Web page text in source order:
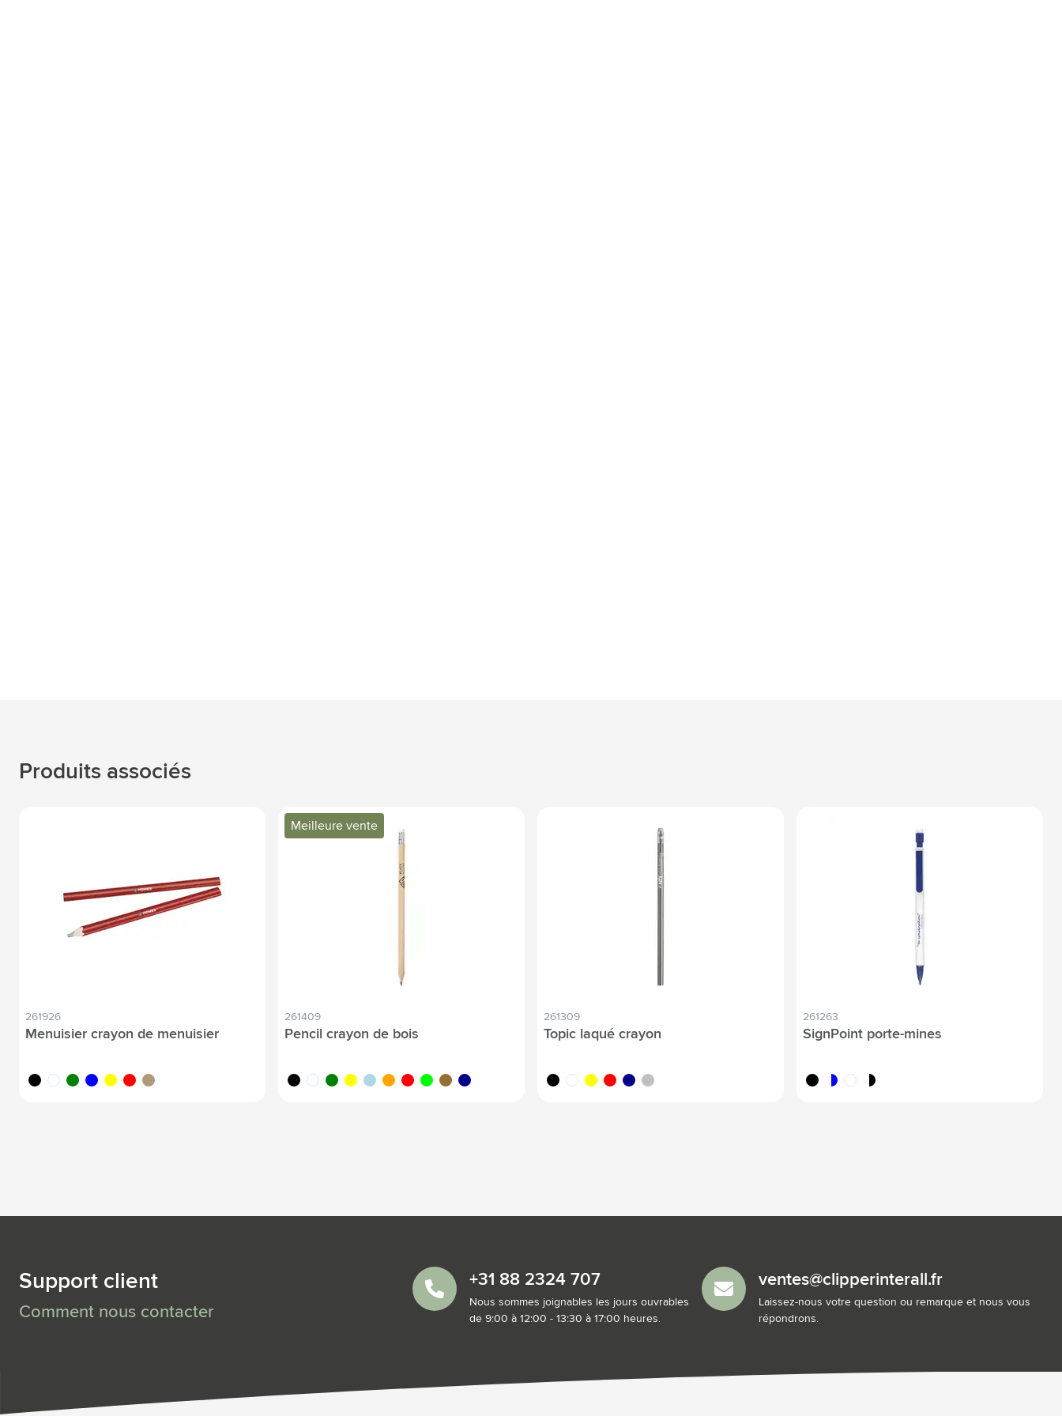
Produits associés
261926
Menuisier crayon de menuisier
noir blancvert bleu jaunerougebrun bois
Meilleure vente
261409
Pencil crayon de bois
noir blancvert jaunebleu clair
orangerougelime brun boisbleu foncé
261309
Topic laqué crayon
noir blancjaunerougebleu foncé
argenté
261263
SignPoint porte-mines
noir bleu/blanc
blanc noir/blanc
Support client
Comment nous contacter
+31 88 2324 707
Nous sommes joignables les jours ouvrables
de 9:00 à 12:00 - 13:30 à 17:00 heures.
ventes@clipperinterall.fr
Laissez-nous votre question ou remarque et nous vous
répondrons.